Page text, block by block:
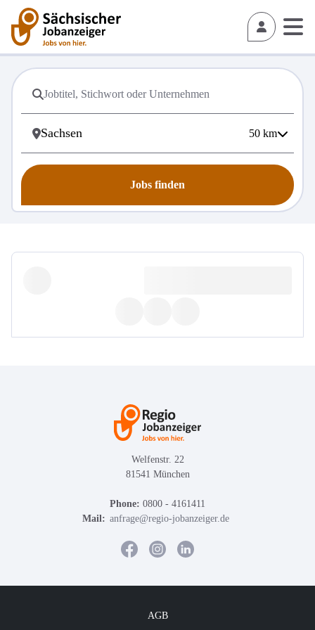
50 km
Jobs finden
Welfenstr. 22
81541 München
Phone: 0800 - 4161411
Mail: anfrage@regio-jobanzeiger.de
AGB